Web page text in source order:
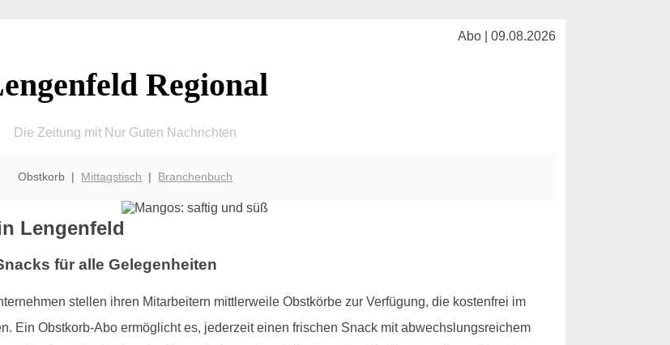
Abo | 09.08.2026
Regional
Die Zeitung mit Nur Guten Nachrichten
Obstkorb | Mittagstisch | Branchenbuch
Lengenfeld
für alle Gelegenheiten
stellen ihren Mitarbeitern mittlerweile Obstkörbe zur Verfügung, die kostenfrei im
Ein Obstkorb-Abo ermöglicht es, jederzeit einen frischen Snack mit abwechslungsreichem